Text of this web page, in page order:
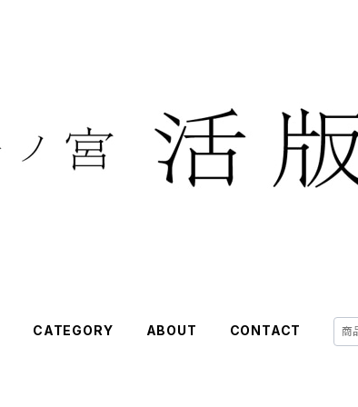
CATEGORY ABOUT CONTACT